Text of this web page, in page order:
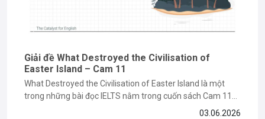
Giải đề What Destroyed the Civilisation of
Easter Island – Cam 11
What Destroyed the Civilisation of Easter Island là một
trong những bài đọc IELTS nằm trong cuốn sách Cam 11
về chủ đề lịch sử và môi trường, đòi hỏi bạn phải có kỹ năng
03.06.2026